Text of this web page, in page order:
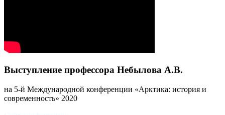
Выступление профессора Небылова А.В.
на 5-й Международной конференции «Арктика: история и
современность» 2020